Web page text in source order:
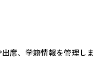
席、学籍情報を管理しま